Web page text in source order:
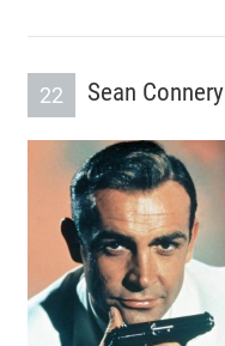
22 Sean Connery